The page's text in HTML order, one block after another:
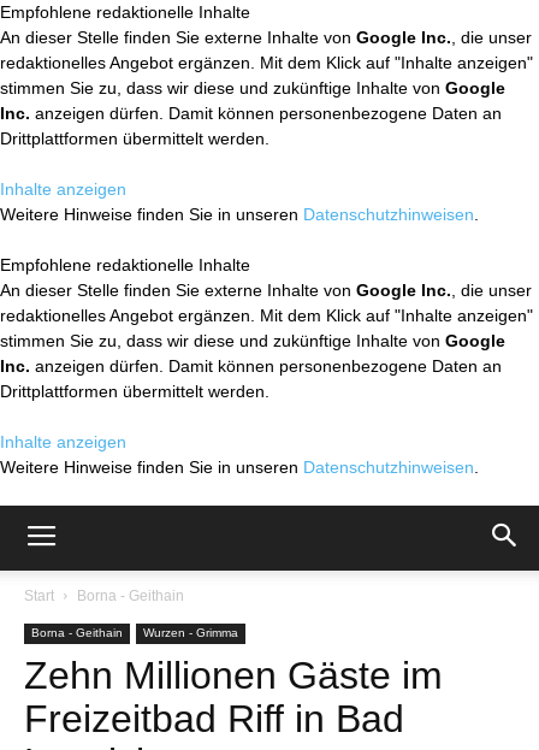
Empfohlene redaktionelle Inhalte
An dieser Stelle finden Sie externe Inhalte von Google Inc. , die unser
redaktionelles Angebot ergänzen. Mit dem Klick auf "Inhalte anzeigen"
stimmen Sie zu, dass wir diese und zukünftige Inhalte von Google
Inc. anzeigen dürfen. Damit können personenbezogene Daten an
Drittplattformen übermittelt werden.
Inhalte anzeigen
Weitere Hinweise finden Sie in unseren Datenschutzhinweisen
Empfohlene redaktionelle Inhalte
An dieser Stelle finden Sie externe Inhalte von Google Inc. , die unser
redaktionelles Angebot ergänzen. Mit dem Klick auf "Inhalte anzeigen"
stimmen Sie zu, dass wir diese und zukünftige Inhalte von Google
Inc. anzeigen dürfen. Damit können personenbezogene Daten an
Drittplattformen übermittelt werden.
Inhalte anzeigen
Weitere Hinweise finden Sie in unseren Datenschutzhinweisen
Start Borna - Geithain
Borna - Geithain Wurzen - Grimma
Zehn Millionen Gäste im
Freizeitbad Riff in Bad